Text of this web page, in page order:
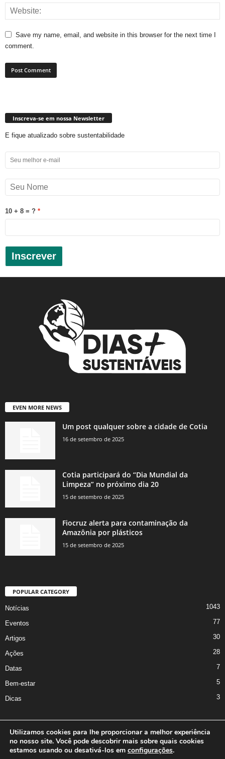
Save my name, email, and website in this browser for the next time I
comment.
Inscreva-se em nossa Newsletter
E fique atualizado sobre sustentabilidade
10 + 8 = ?
Inscrever
EVEN MORE NEWS
Um post qualquer sobre a cidade de Cotia
16 de setembro de 2025
Cotia participará do “Dia Mundial da
Limpeza” no próximo dia 20
15 de setembro de 2025
Fiocruz alerta para contaminação da
Amazônia por plásticos
15 de setembro de 2025
POPULAR CATEGORY
Notícias 1043
Eventos 77
Artigos 30
Ações 28
Datas 7
Bem-estar 5
Dicas 3
A Iniciativa Marcus Nakagawa
Oficina da Comunicação
Utilizamos cookies para lhe proporcionar a melhor experiência
no nosso site. Você pode descobrir mais sobre quais cookies
estamos usando ou desativá-los em configurações.